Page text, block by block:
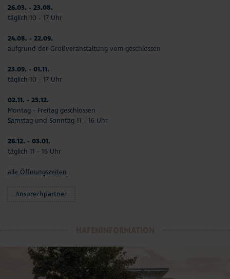
26.03. - 23.08.
täglich 10 - 17 Uhr
24.08. - 22.09.
aufgrund der Großveranstaltung vom geschlossen
23.09. - 01.11.
täglich 10 - 17 Uhr
02.11. - 25.12.
Montag - Freitag geschlossen
Samstag und Sonntag 11 - 16 Uhr
26.12. - 03.01.
täglich 11 - 16 Uhr
alle Öffnungszeiten
Ansprechpartner